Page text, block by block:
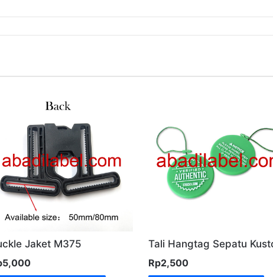
Jaket M375
5,000
Tali Hangtag Sepatu
Rp2,500